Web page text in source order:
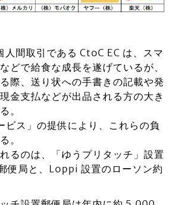
人間取引である CtoC EC は、スマ
どで給食な成長を遂げているが、
際、送り状への手書きの記載や発
金支払などが出品される方の大き
。
ビス」の提供により、これらの負
。
るのは、「ゆうプリタッチ」設置
便局と、Loppi 設置のローソン約